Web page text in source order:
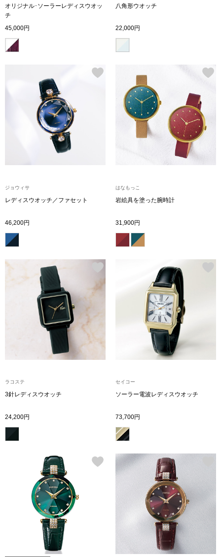
Miss Kyouko／ミスキョウコ
ランド
集
ビー
ーブルウェア
財布／小物
財布／コイン
ポーチ
ウオッチ／ア
ウオッチ
ネックレス
ブレスレット
ネクタイ
マフラー／ス
スカーフ／ス
手袋
オリジナル･ソーラーレディスウオッ
チ
45,000円
八角形ウオッチ
22,000円
ジョウィサ
レディスウオッチ／ファセット
46,200円
はなもっこ
岩絵具を塗った腕時計
31,900円
ラコステ
3針レディスウオッチ
24,200円
セイコー
ソーラー電波レディスウオッチ
73,700円